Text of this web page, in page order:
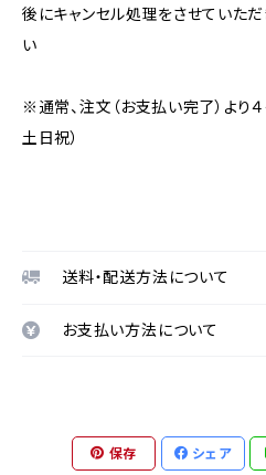
後にキャンセル処理をさせていた
い
※通常、注文（お支払い完了）より
土日祝）
送料・配送方法について
お支払い方法について
保存 シェア